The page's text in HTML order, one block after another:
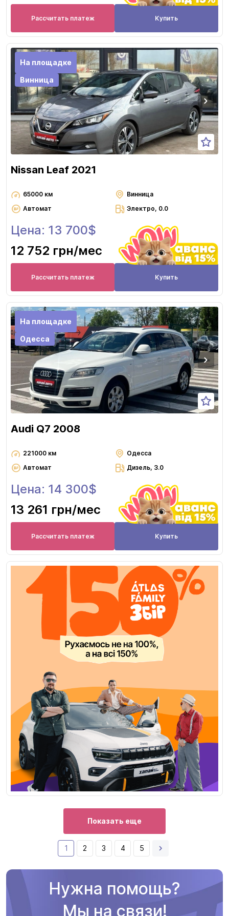
Рассчитать платеж Купить
На площадке
Винница
Nissan Leaf 2021
65000 км
Винница
Автомат
Электро, 0.0
Цена: 13 700$
12 752 грн/мес
Рассчитать платеж Купить
На площадке
Одесса
Audi Q7 2008
221000 км
Одесса
Автомат
Дизель, 3.0
Цена: 14 300$
13 261 грн/мес
Рассчитать платеж Купить
Показать еще
1 2 3 4 5
Нужна помощь?
Мы на связи!